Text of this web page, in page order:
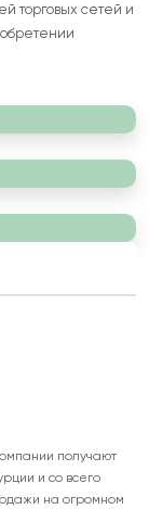
торговых сетей и
получают
и со всего
на огромном